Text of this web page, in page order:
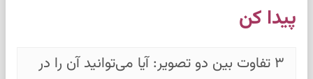
پیدا کن
۳ تفاوت بین دو تصویر: آیا می‌توانید آن را در